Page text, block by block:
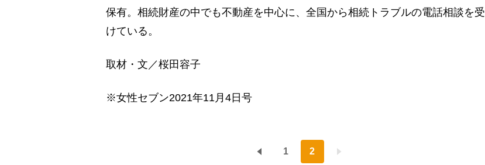
保有。相続財産の中でも不動産を中心に、全国から相続トラブルの電話相談を受
けている。
取材・文／桜田容子
※女性セブン2021年11月4日号
1 2